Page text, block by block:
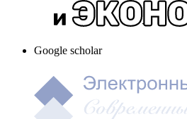
Google scholar